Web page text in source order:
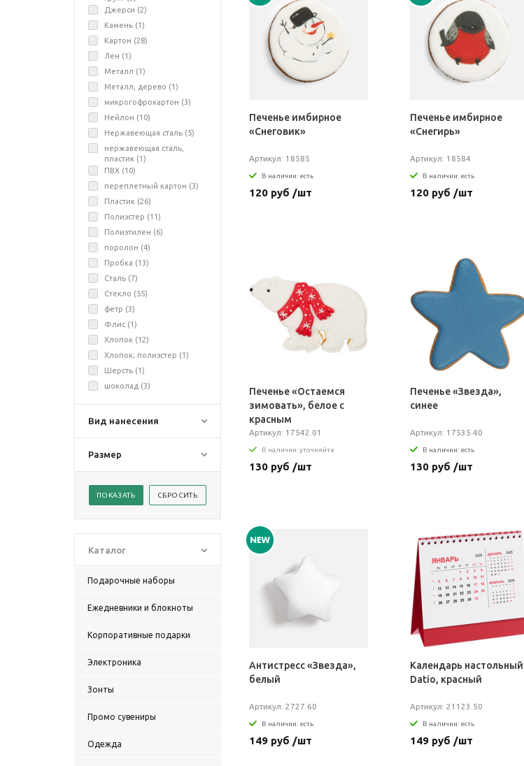
Джерси (2)
Камень (1)
Картон (28)
Лен (1)
Металл (1)
Металл, дерево (1)
микрогофрокартон (3)
Нейлон (10)
Нержавеющая сталь (5)
нержавеющая сталь,
пластик (1)
ПВХ (10)
переплетный картон (3)
Пластик (26)
Полиэстер (11)
Полиэтилен (6)
поролон (4)
Пробка (13)
Сталь (7)
Стекло (55)
фетр (3)
Флис (1)
Хлопок (12)
Хлопок; полиэстер (1)
Шерсть (1)
шоколад (3)
Вид нанесения
Размер
Каталог
Подарочные наборы
Ежедневники и блокноты
Корпоративные подарки
Электроника
Зонты
Промо сувениры
Одежда
Печенье имбирное
«Снеговик»
Артикул: 18585
В наличии: есть
120 руб /шт
Печенье имбирное
«Снегирь»
Артикул: 18584
В наличии: есть
120 руб /шт
Печенье «Остаемся
зимовать», белое с
красным
Артикул: 17542.01
В наличии: уточняйте
130 руб /шт
Печенье «Звезда»,
синее
Артикул: 17535.40
В наличии: есть
130 руб /шт
Антистресс «Звезда»,
белый
Артикул: 2727.60
В наличии: есть
149 руб /шт
Календарь настольный
Datio, красный
Артикул: 21123.50
В наличии: есть
149 руб /шт